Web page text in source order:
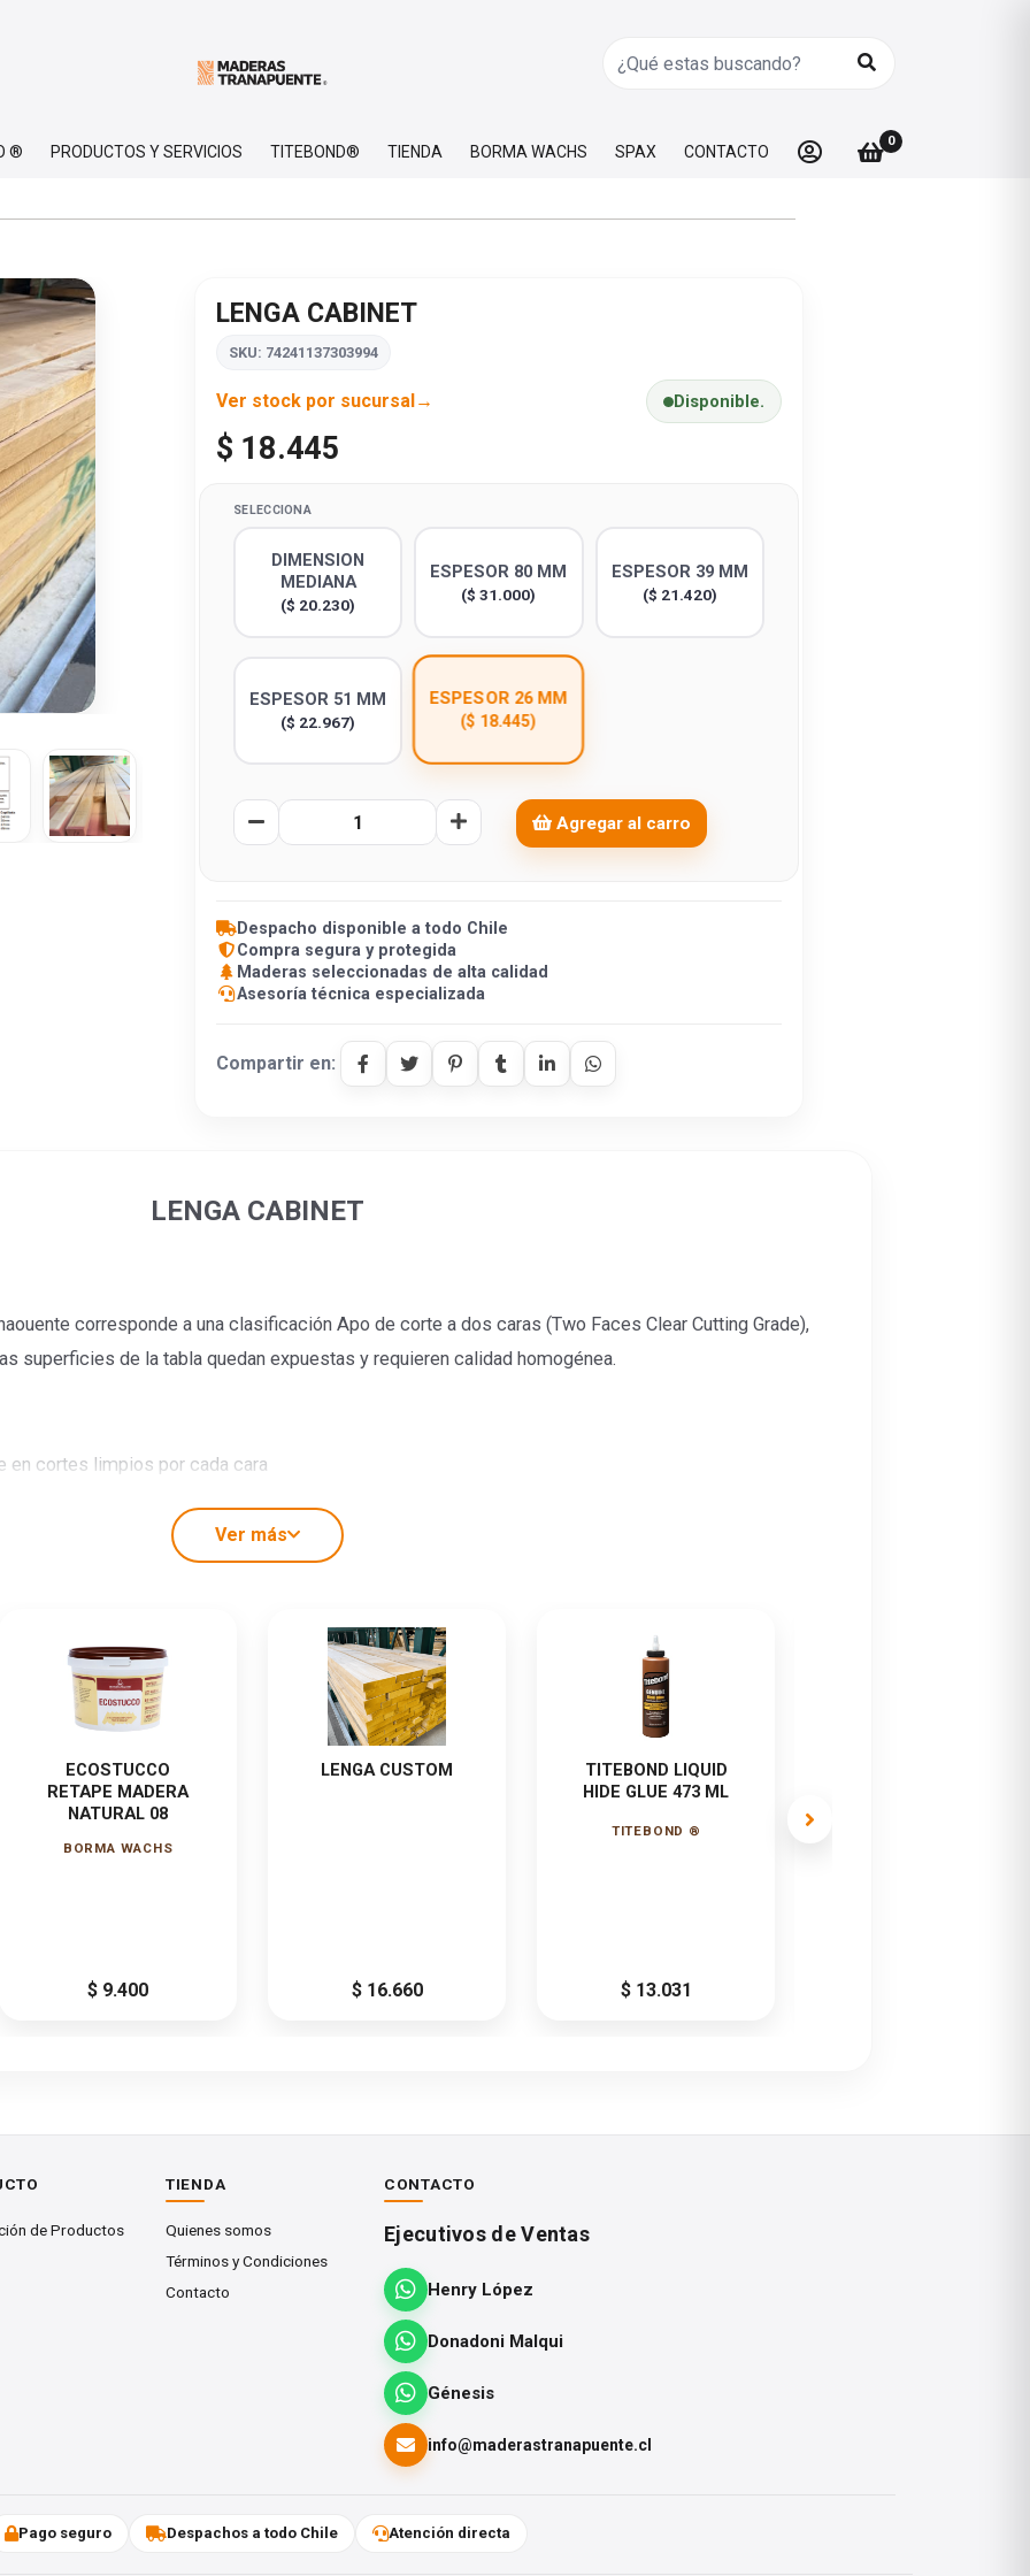
® PRODUCTOS Y SERVICIOS TITEBOND® TIENDA BORMA WACHS SPAX CONTACTO
0
LENGA CABINET
SKU: 74241137303994
Ver stock por sucursal Disponible.
$ 18.445
SELECCIONA
DIMENSION
MEDIANA
($ 20.230)
ESPESOR 80 MM
($ 31.000)
ESPESOR 39 MM
($ 21.420)
ESPESOR 51 MM
($ 22.967)
ESPESOR 26 MM
($ 18.445)
Agregar al carro
Despacho disponible a todo Chile
Compra segura y protegida
Maderas seleccionadas de alta calidad
Asesoría técnica especializada
Compartir en:
LENGA CABINET
corresponde a una clasificación Apo de corte a dos caras (Two Faces Clear Cutting Grade),
superficies de la tabla quedan expuestas y requieren calidad homogénea.
en cortes limpios por cada cara
permitidos, siempre que cumplan dimensiones mínimas
de defectos como:
de corte limpio siempre que no comprometan la estabilidad dimensional ni la integridad estructural.
por tabla, siempre que se respeten las dimensiones mínimas establecidas.
Ver más
ECOSTUCCO
RETAPE MADERA
NATURAL 08
BORMA WACHS
$ 9.400
LENGA CUSTOM
$ 16.660
TITEBOND LIQUID
HIDE GLUE 473 ML
TITEBOND ®
$ 13.031
de Productos
TIENDA
Quienes somos
Términos y Condiciones
Contacto
CONTACTO
Ejecutivos de Ventas
Henry López
Donadoni Malqui
Génesis
info@maderastranapuente.cl
Pago seguro Despachos a todo Chile Atención directa